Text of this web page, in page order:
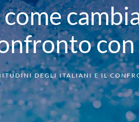
con
DEGLI ITALIANI E IL